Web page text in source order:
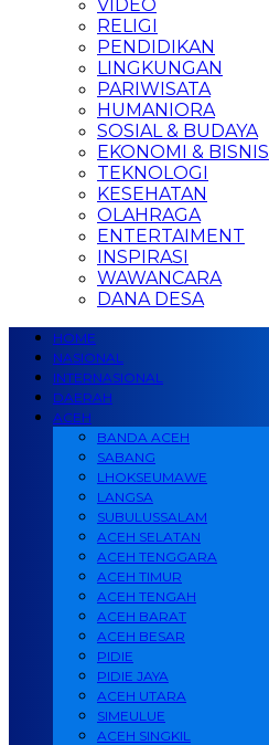
VIDEO
RELIGI
PENDIDIKAN
LINGKUNGAN
PARIWISATA
HUMANIORA
SOSIAL & BUDAYA
EKONOMI & BISNIS
TEKNOLOGI
KESEHATAN
OLAHRAGA
ENTERTAIMENT
INSPIRASI
WAWANCARA
DANA DESA
HOME
NASIONAL
INTERNASIONAL
DAERAH
ACEH
BANDA ACEH
SABANG
LHOKSEUMAWE
LANGSA
SUBULUSSALAM
ACEH SELATAN
ACEH TENGGARA
ACEH TIMUR
ACEH TENGAH
ACEH BARAT
ACEH BESAR
PIDIE
PIDIE JAYA
ACEH UTARA
SIMEULUE
ACEH SINGKIL